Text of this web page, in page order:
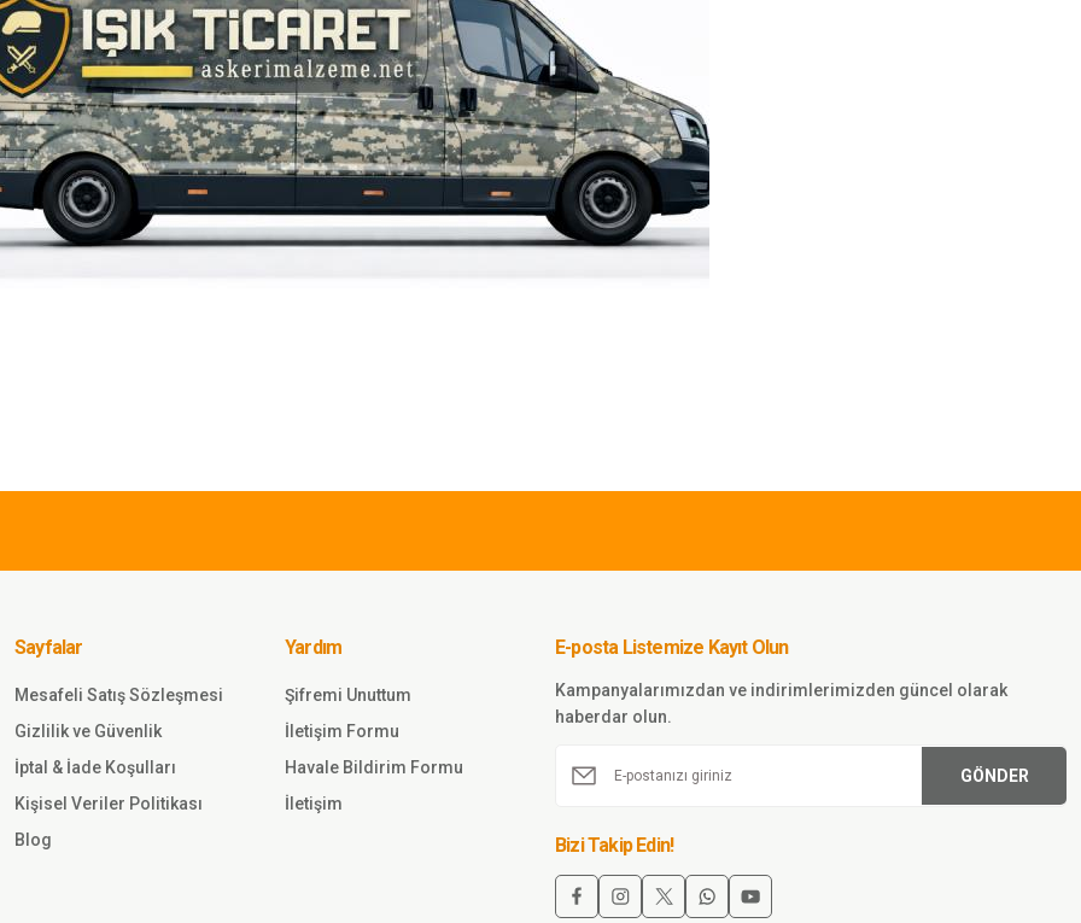
Gönder
Sepete Ekle
SINGLE SWORD
İşnar Kar Eldiveni Tsk Kamuflaj Soğuk Geçirmez
Sayfalar
Mesafeli Satış Sözleşmesi
Gizlilik ve Güvenlik
İptal & İade Koşulları
Kişisel Veriler Politikası
Blog
Yardım
Şifremi Unuttum
İletişim Formu
Havale Bildirim Formu
İletişim
E-posta Listemize Kayıt Olun
Kampanyalarımızdan ve indirimlerimizden güncel olarak
haberdar olun.
GÖNDER
Bizi Takip Edin!